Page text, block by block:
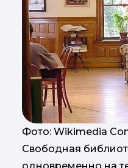
Фото: Wikimedia
Свободная
одновременно на